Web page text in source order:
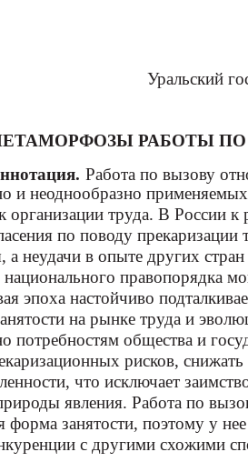
Уральский
РАБОТЫ
Работа по вызову
и неоднообразно
организации труда. В России
по поводу прекаризации
а неудачи в опыте других
национального правопорядка
эпоха настойчиво
на рынке труда и
потребностям общества и
рисков,
что исключает
явления. Работа по
форма занятости, поэтому у
с другими схожими